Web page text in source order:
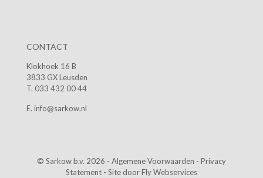
CONTACT
Klokhoek 16 B
3833 GX Leusden
T. 033 432 00 44
E. info@sarkow.nl
© Sarkow b.v. 2026 - Algemene Voorwaarden - Privacy
Statement - Site doorFly Webservices